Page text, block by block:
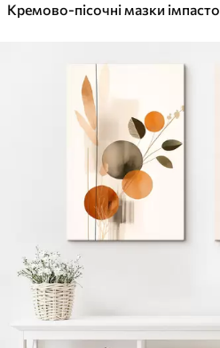
Кремово-пісочні мазки імпасто